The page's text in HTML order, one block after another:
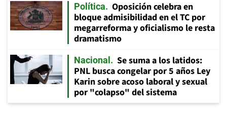
Política
Oposición celebra en
bloque admisibilidad en el TC por
megarreforma y oficialismo le resta
dramatismo
Nacional
Se suma a los latidos:
PNL busca congelar por 5 años Ley
Karin sobre acoso laboral y sexual
por "colapso" del sistema